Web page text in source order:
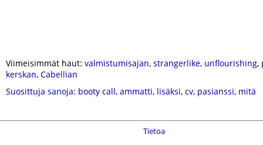
Viimeisimmät haut: valmistumisajan, strangerlike, unflourishing,
kerskan, Cabellian
Suosittuja sanoja: booty call, ammatti, lisäksi, cv, pasianssi, mitä
Tietoa